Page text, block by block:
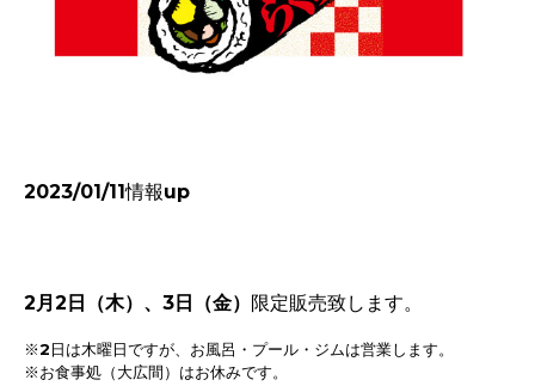
2023/01/11情報up
2月 2日（木）、3日（金） 限定販売致します。
※2日は木曜日ですが、お風呂・プール・ジムは営業します。
※お食事処（大広間）はお休みです。